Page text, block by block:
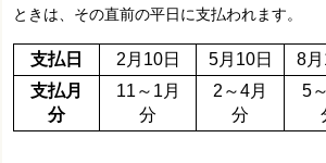
ときは、その直前の平日に支払われます。
支払日 2月10日 5月10日 8月
支払月
分
11～1月
分
2～4月
分
5